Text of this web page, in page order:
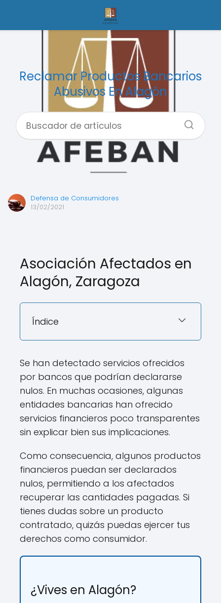
Reclamar Productos Bancarios
Abusivos En Alagón
Defensa de Consumidores
13/02/2021
Asociación Afectados en
Alagón, Zaragoza
Índice
Se han detectado servicios ofrecidos
por bancos que podrían declararse
nulos. En muchas ocasiones, algunas
entidades bancarias han ofrecido
servicios financieros poco transparentes
sin explicar bien sus implicaciones.
Como consecuencia, algunos productos
financieros puedan ser declarados
nulos, permitiendo a los afectados
recuperar las cantidades pagadas. Si
tienes dudas sobre un producto
contratado, quizás puedas ejercer tus
derechos como consumidor.
¿Vives en Alagón?